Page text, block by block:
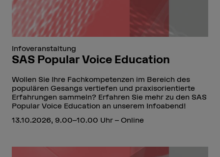
Infoveranstaltung
SAS Popular Voice Education
Wollen Sie Ihre Fachkompetenzen im Bereich des
populären Gesangs vertiefen und praxisorientierte
Erfahrungen sammeln? Erfahren Sie mehr zu den SAS
Popular Voice Education an unserem Infoabend!
13.10.2026, 9.00–10.00 Uhr – Online